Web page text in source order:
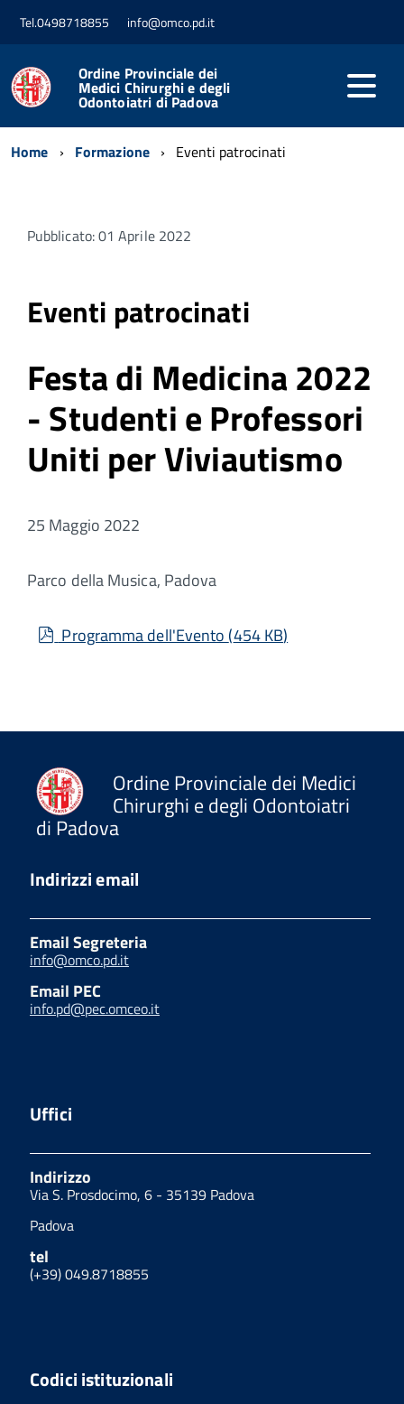
Tel.0498718855 info@omco.pd.it
Ordine Provinciale dei
Medici Chirurghi e degli
Odontoiatri di Padova
Home Formazione Eventi patrocinati
Pubblicato: 01 Aprile 2022
Eventi patrocinati
Festa di Medicina 2022
- Studenti e Professori
Uniti per Viviautismo
25 Maggio 2022
Parco della Musica, Padova
pdf
Programma dell'Evento (454 KB)
Ordine Provinciale dei Medici
Chirurghi e degli Odontoiatri
di Padova
Indirizzi email
Email Segreteria
info@omco.pd.it
Email PEC
info.pd@pec.omceo.it
Uffici
Indirizzo
Via S. Prosdocimo, 6 - 35139 Padova
Padova
tel
(+39) 049.8718855
Codici istituzionali